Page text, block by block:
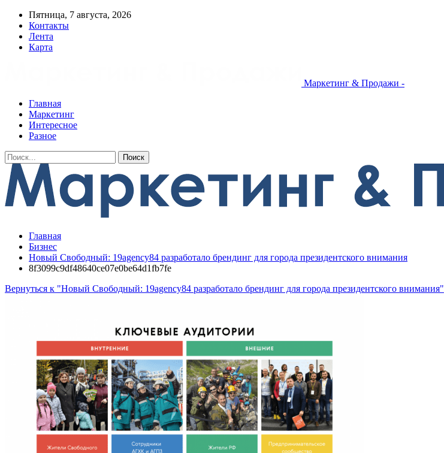
Пятница, 7 августа, 2026
Контакты
Лента
Карта
Маркетинг & Продажи -
Главная
Маркетинг
Интересное
Разное
Главная
Бизнес
Новый Свободный: 19agency84 разработало брендинг для города президентского внимания
8f3099c9df48640ce07e0be64d1fb7fe
Вернуться к "Новый Свободный: 19agency84 разработало брендинг для города президентского внимания"